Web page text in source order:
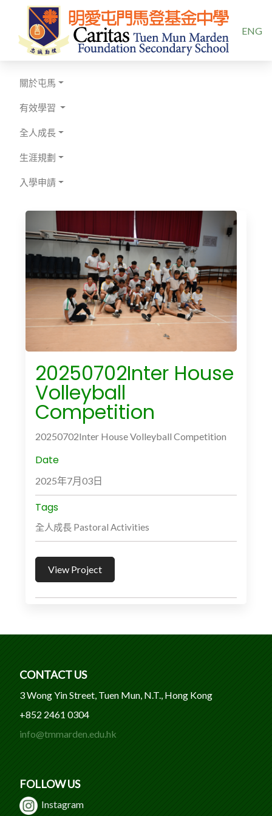
ENG
關於屯馬
有效學習
全人成長
生涯規劃
入學申請
20250702Inter House
Volleyball
Competition
20250702Inter House Volleyball Competition
Date
2025年7月03日
Tags
全人成長 Pastoral Activities
View Project
CONTACT US
3 Wong Yin Street, Tuen Mun, N.T., Hong Kong
+852 2461 0304
info@tmmarden.edu.hk
FOLLOW US
Instagram